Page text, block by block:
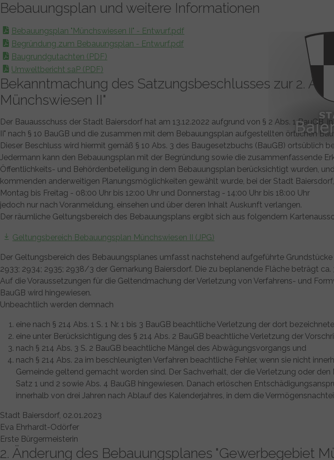
Zum Hauptinhalt springen
Zum Footer springen
Bebauungsplan und weitere Informationen
Bebauungsplan "Münchswiesen II" - Entwurf.pdf
Begründung zum Bebauungsplan - Entwurf.pdf
Baugrundgutachten (PDF)
Umweltbericht saP (PDF)
Bekanntmachung des Satzungsbeschlusses zur 2.
Münchswiesen II"
Der Bauausschuss der Stadt Baiersdorf hat am 13.12.2022 aufgrund von § 2 Abs. 1
II" nach § 10 BauGB und die zusammen mit dem Bebauungsplan aufgestellten örtlichen
Dieser Beschluss wird hiermit gemäß § 10 Abs. 3 des Baugesetzbuchs (BauGB)
Jedermann kann den Bebauungsplan mit der Begründung sowie die zusammenfassende
Öffentlichkeits- und Behördenbeteiligung in dem Bebauungsplan berücksichtigt wurden,
kommenden anderweitigen Planungsmöglichkeiten gewählt wurde, bei der Stadt
Montag bis Freitag - 08:00 Uhr bis 12:00 Uhr und Donnerstag - 14:00 Uhr bis 18:00 Uhr
jedoch nur nach Voranmeldung, einsehen und über deren Inhalt Auskunft verlangen.
Der räumliche Geltungsbereich des Bebauungsplans ergibt sich aus folgendem
Geltungsbereich Bebauungsplan Münchswiesen II (JPG)
Der Geltungsbereich des Bebauungsplanes umfasst nachstehend aufgeführte
2933; 2934; 2935; 2938/3 der Gemarkung Baiersdorf. Die zu beplanende Fläche beträgt ca.
Auf die Voraussetzungen für die Geltendmachung der Verletzung von Verfahrens- und
BauGB wird hingewiesen.
Unbeachtlich werden demnach
eine nach § 214 Abs. 1 S. 1 Nr. 1 bis 3 BauGB beachtliche Verletzung der dort
eine unter Berücksichtigung des § 214 Abs. 2 BauGB beachtliche Verletzung der
nach § 214 Abs. 3 S. 2 BauGB beachtliche Mängel des Abwägungsvorgangs und
nach § 214 Abs. 2a im beschleunigten Verfahren beachtliche Fehler, wenn sie nicht
Gemeinde geltend gemacht worden sind. Der Sachverhalt, der die Verletzung oder
Satz 1 und 2 sowie Abs. 4 BauGB hingewiesen. Danach erlöschen
innerhalb von drei Jahren nach Ablauf des Kalenderjahres, in dem die
Stadt Baiersdorf, 02.01.2023
Eva Ehrhardt-Odörfer
Erste Bürgermeisterin
2. Änderung des Bebauungsplanes "Gewerbegebiet